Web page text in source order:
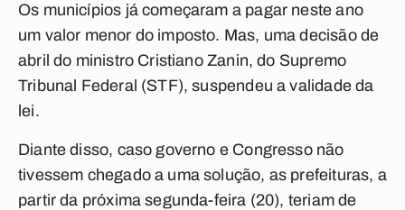
Os municípios já começaram a pagar neste ano
um valor menor do imposto. Mas, uma decisão de
abril do ministro Cristiano Zanin, do Supremo
Tribunal Federal (STF), suspendeu a validade da
lei.
Diante disso, caso governo e Congresso não
tivessem chegado a uma solução, as prefeituras, a
partir da próxima segunda-feira (20), teriam de